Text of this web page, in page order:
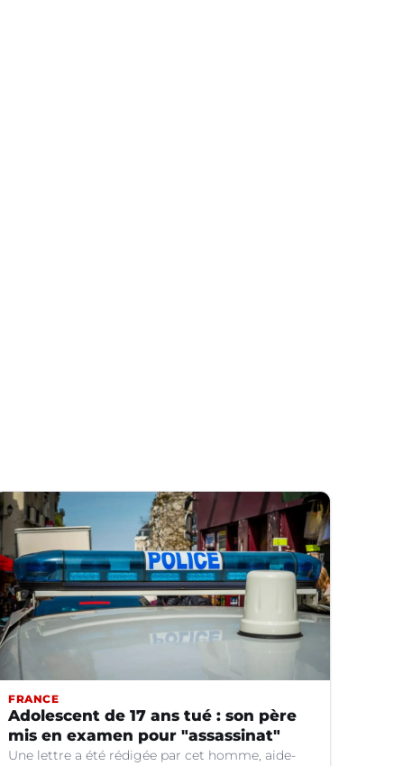
FRANCE
Adolescent de 17 ans tué : son père
mis en examen pour "assassinat"
Une lettre a été rédigée par cet homme, aide-